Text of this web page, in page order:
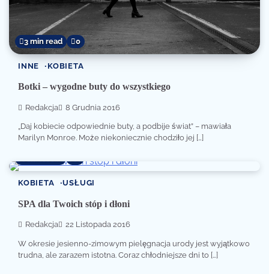
3 min read 0
INNE KOBIETA
Botki – wygodne buty do wszystkiego
Redakcja 8 Grudnia 2016
„Daj kobiecie odpowiednie buty, a podbije świat” – mawiała
Marilyn Monroe. Może niekoniecznie chodziło jej […]
KOBIETA USŁUGI
SPA dla Twoich stóp i dłoni
Redakcja 22 Listopada 2016
W okresie jesienno-zimowym pielęgnacja urody jest wyjątkowo
trudna, ale zarazem istotna. Coraz chłodniejsze dni to […]